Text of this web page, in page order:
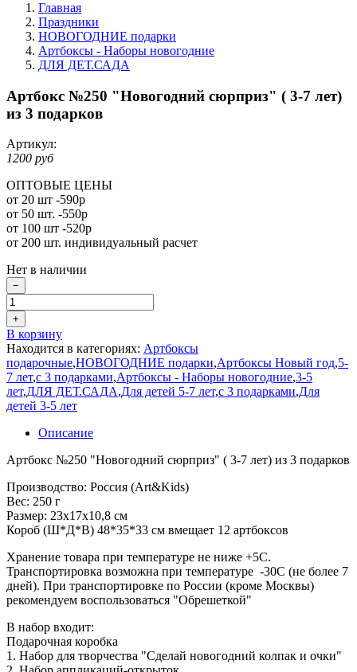
Главная
Праздники
НОВОГОДНИЕ подарки
Артбоксы - Наборы новогодние
ДЛЯ ДЕТ.САДА
Артбокс №250 "Новогодний сюрприз" ( 3-7 лет)
из 3 подарков
Артикул:
1200 руб
ОПТОВЫЕ ЦЕНЫ
от 20 шт -590р
от 50 шт. -550р
от 100 шт -520р
от 200 шт. индивидуальный расчет
Нет в наличии
−
+
В корзину
Находится в категориях: Артбоксы
подарочные,НОВОГОДНИЕ подарки,Артбоксы Новый год,5-
7 лет,с 3 подарками,Артбоксы - Наборы новогодние,3-5
лет,ДЛЯ ДЕТ.САДА,Для детей 5-7 лет,с 3 подарками,Для
детей 3-5 лет
Описание
Артбокс №250 "Новогодний сюрприз" ( 3-7 лет) из 3 подарков
Производство: Россия (Art&Kids)
Вес: 250 г
Размер: 23х17х10,8 см
Короб (Ш*Д*В) 48*35*33 см вмещает 12 артбоксов
Хранение товара при температуре не ниже +5С.
Транспортировка возможна при температуре -30С (не более 7
дней). При транспортировке по России (кроме Москвы)
рекомендуем воспользоваться "Обрешеткой"
В набор входит:
Подарочная коробка
1. Набор для творчества "Сделай новогодний колпак и очки"